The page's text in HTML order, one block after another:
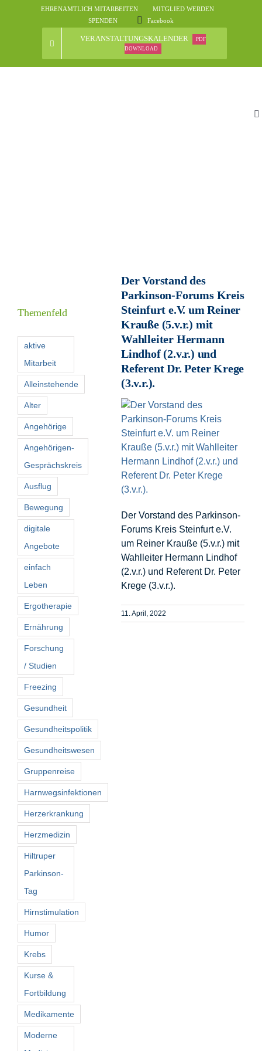
EHRENAMTLICH MITARBEITEN
MITGLIED WERDEN
SPENDEN
Facebook
VERANSTALTUNGSKALENDER
PDF
DOWNLOAD
Der Vorstand des
Parkinson-Forums Kreis
Steinfurt e.V. um Reiner
Krauße (5.v.r.) mit
Wahlleiter Hermann
Lindhof (2.v.r.) und
Referent Dr. Peter Krege
(3.v.r.).
Der Vorstand des Parkinson-
Forums Kreis Steinfurt e.V.
um Reiner Krauße (5.v.r.) mit
Wahlleiter Hermann Lindhof
(2.v.r.) und Referent Dr. Peter
Krege (3.v.r.).
11. April, 2022
Themenfeld
aktive
Mitarbeit
Alleinstehende
Alter
Angehörige
Angehörigen-
Gesprächskreis
Ausflug
Bewegung
digitale
Angebote
einfach
Leben
Ergotherapie
Ernährung
Forschung
/ Studien
Freezing
Gesundheit
Gesundheitspolitik
Gesundheitswesen
Gruppenreise
Harnwegsinfektionen
Herzerkrankung
Herzmedizin
Hiltruper
Parkinson-
Tag
Hirnstimulation
Humor
Krebs
Kurse &
Fortbildung
Medikamente
Moderne